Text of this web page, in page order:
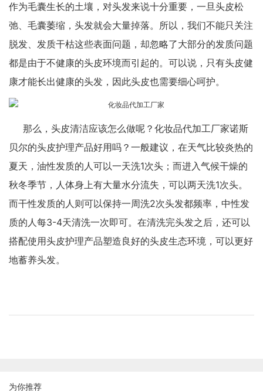
作为毛囊生长的土壤，对头发来说十分重要，一旦头皮松
弛、毛囊萎缩，头发就会大量掉落。所以，我们不能只关注
脱发、发质干枯这些表面问题，却忽略了大部分的发质问题
都是由于不健康的头皮环境而引起的。可以说，只有头皮健
康才能长出健康的头发，因此头皮也需要细心呵护。
那么，头皮清洁应该怎么做呢？化妆品代加工厂家诺斯
贝尔的头皮护理产品好用吗？一般建议，在天气比较炎热的
夏天，油性发质的人可以一天洗1次头；而进入气候干燥的
秋冬季节，人体身上有大量水分流失，可以两天洗1次头。
而干性发质的人则可以保持一周洗2次头发都频率，中性发
质的人每3-4天清洗一次即可。在清洗完头发之后，还可以
搭配使用头皮护理产品塑造良好的头皮生态环境，可以更好
地蓄养头发。
为你推荐